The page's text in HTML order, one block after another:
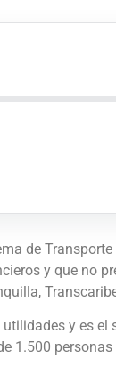
de
y que no
y es
1.500